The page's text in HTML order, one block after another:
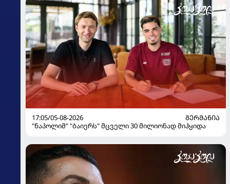
17:05/05-08-2026
ᲒᲔᲠᲛᲐᲜᲘᲐ
"ნაპოლიმ" "ბაიერს" მცველი 30 მილიონად მიჰყიდა